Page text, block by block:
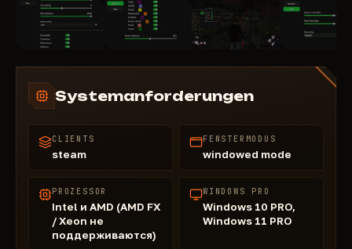
Systemanforderungen
CLIENTS
steam
FENSTERMODUS
windowed mode
PROZESSOR
Intel и AMD (AMD FX
/ Xeon не
поддерживаются)
WINDOWS PRO
Windows 10 PRO,
Windows 11 PRO